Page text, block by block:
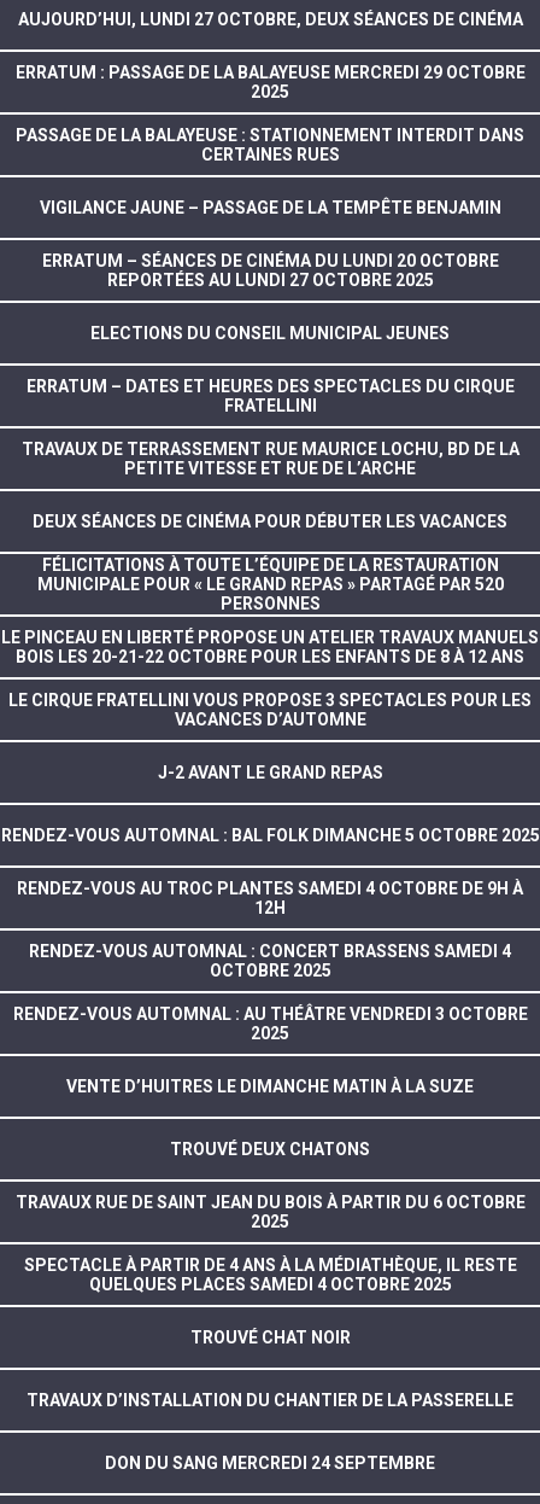
AUJOURD’HUI, LUNDI 27 OCTOBRE, DEUX SÉANCES DE CINÉMA
ERRATUM : PASSAGE DE LA BALAYEUSE MERCREDI 29 OCTOBRE
2025
PASSAGE DE LA BALAYEUSE : STATIONNEMENT INTERDIT DANS
CERTAINES RUES
VIGILANCE JAUNE – PASSAGE DE LA TEMPÊTE BENJAMIN
ERRATUM – SÉANCES DE CINÉMA DU LUNDI 20 OCTOBRE
REPORTÉES AU LUNDI 27 OCTOBRE 2025
ELECTIONS DU CONSEIL MUNICIPAL JEUNES
ERRATUM – DATES ET HEURES DES SPECTACLES DU CIRQUE
FRATELLINI
TRAVAUX DE TERRASSEMENT RUE MAURICE LOCHU, BD DE LA
PETITE VITESSE ET RUE DE L’ARCHE
DEUX SÉANCES DE CINÉMA POUR DÉBUTER LES VACANCES
FÉLICITATIONS À TOUTE L’ÉQUIPE DE LA RESTAURATION
MUNICIPALE POUR « LE GRAND REPAS » PARTAGÉ PAR 520
PERSONNES
LE PINCEAU EN LIBERTÉ PROPOSE UN ATELIER TRAVAUX MANUELS
BOIS LES 20-21-22 OCTOBRE POUR LES ENFANTS DE 8 À 12 ANS
LE CIRQUE FRATELLINI VOUS PROPOSE 3 SPECTACLES POUR LES
VACANCES D’AUTOMNE
J-2 AVANT LE GRAND REPAS
RENDEZ-VOUS AUTOMNAL : BAL FOLK DIMANCHE 5 OCTOBRE 2025
RENDEZ-VOUS AU TROC PLANTES SAMEDI 4 OCTOBRE DE 9H À
12H
RENDEZ-VOUS AUTOMNAL : CONCERT BRASSENS SAMEDI 4
OCTOBRE 2025
RENDEZ-VOUS AUTOMNAL : AU THÉÂTRE VENDREDI 3 OCTOBRE
2025
VENTE D’HUITRES LE DIMANCHE MATIN À LA SUZE
TROUVÉ DEUX CHATONS
TRAVAUX RUE DE SAINT JEAN DU BOIS À PARTIR DU 6 OCTOBRE
2025
SPECTACLE À PARTIR DE 4 ANS À LA MÉDIATHÈQUE, IL RESTE
QUELQUES PLACES SAMEDI 4 OCTOBRE 2025
TROUVÉ CHAT NOIR
TRAVAUX D’INSTALLATION DU CHANTIER DE LA PASSERELLE
DON DU SANG MERCREDI 24 SEPTEMBRE